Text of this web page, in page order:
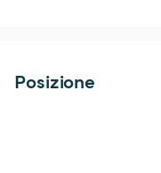
Posizione